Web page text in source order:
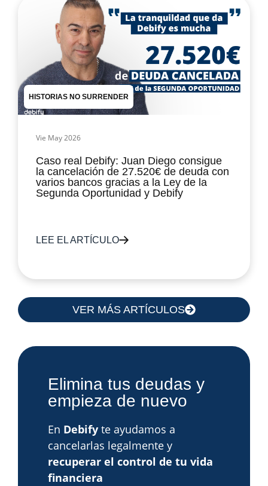
HISTORIAS NO SURRENDER
Vie May 2026
Caso real Debify: Juan Diego consigue
la cancelación de 27.520€ de deuda con
varios bancos gracias a la Ley de la
Segunda Oportunidad y Debify
LEE EL ARTÍCULO
VER MÁS ARTÍCULOS
Elimina tus deudas y
empieza de nuevo
En Debify te ayudamos a
cancelarlas legalmente y
recuperar el control de tu vida
financiera